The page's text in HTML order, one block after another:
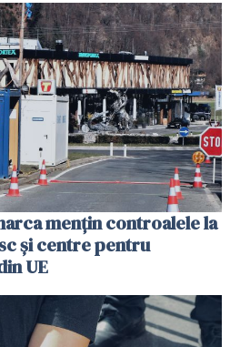
mențin controalele la
și centre pentru
UE